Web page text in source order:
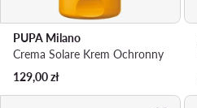
PUPA Milano
Crema Solare Krem Ochronny
129,00zł